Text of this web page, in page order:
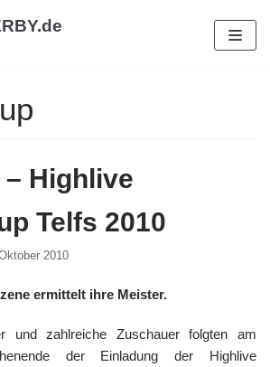
Highlive
Telfs 2010
2010
ermittelt ihre Meister.
und zahlreiche Zuschauer folgten am
der Einladung der Highlive